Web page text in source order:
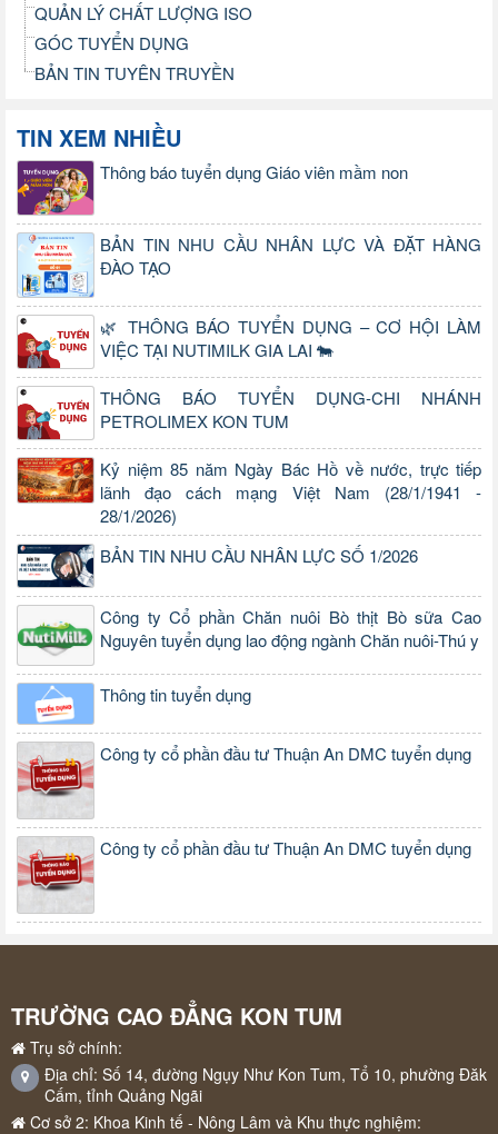
QUẢN LÝ CHẤT LƯỢNG ISO
GÓC TUYỂN DỤNG
BẢN TIN TUYÊN TRUYỀN
TIN XEM NHIỀU
Thông báo tuyển dụng Giáo viên mầm non
BẢN TIN NHU CẦU NHÂN LỰC VÀ ĐẶT HÀNG
ĐÀO TẠO
🌿 THÔNG BÁO TUYỂN DỤNG – CƠ HỘI LÀM
VIỆC TẠI NUTIMILK GIA LAI 🐄
THÔNG BÁO TUYỂN DỤNG-CHI NHÁNH
PETROLIMEX KON TUM
Kỷ niệm 85 năm Ngày Bác Hồ về nước, trực tiếp
lãnh đạo cách mạng Việt Nam (28/1/1941 -
28/1/2026)
BẢN TIN NHU CẦU NHÂN LỰC SỐ 1/2026
Công ty Cổ phần Chăn nuôi Bò thịt Bò sữa Cao
Nguyên tuyển dụng lao động ngành Chăn nuôi-Thú y
Thông tin tuyển dụng
Công ty cổ phần đầu tư Thuận An DMC tuyển dụng
Công ty cổ phần đầu tư Thuận An DMC tuyển dụng
TRƯỜNG CAO ĐẲNG KON TUM
Trụ sở chính:
Địa chỉ: Số 14, đường Ngụy Như Kon Tum, Tổ 10, phường Đăk
Cấm, tỉnh Quảng Ngãi
Cơ sở 2: Khoa Kinh tế - Nông Lâm và Khu thực nghiệm: